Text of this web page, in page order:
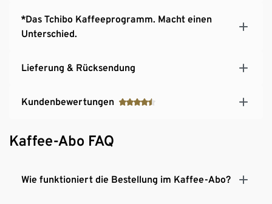
*Das Tchibo Kaffeeprogramm. Macht einen
Unterschied.
Lieferung & Rücksendung
Kundenbewertungen
Kaffee-Abo FAQ
Wie funktioniert die Bestellung im Kaffee-Abo?